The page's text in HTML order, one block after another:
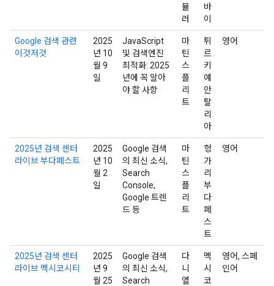
뮬
러
바
이
Google 검색 관련
이것저것
2025
년 10
월 9
일
JavaScript
및 검색엔진
최적화: 2025
년에 꼭 알아
야 할 사항
마
틴
스
플
리
트
튀
르
키
예
안
탈
리
아
영어
2025년 검색 센터
라이브 부다페스트
2025
년 10
월 2
일
Google 검색
의 최신 소식,
Search
Console,
Google 트렌
드 등
마
틴
스
플
리
트
헝
가
리
부
다
페
스
트
영어
2025년 검색 센터
라이브 멕시코시티
2025
년 9
월 25
Google 검색
의 최신 소식,
Search
다
니
엘
멕
시
코
영어, 스페
인어